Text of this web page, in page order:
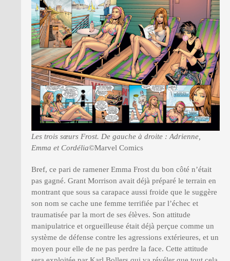
Les trois sœurs Frost. De gauche à droite : Adrienne,
Emma et Cordélia©Marvel Comics
Bref, ce pari de ramener Emma Frost du bon côté n’était
pas gagné. Grant Morrison avait déjà préparé le terrain en
montrant que sous sa carapace aussi froide que le suggère
son nom se cache une femme terrifiée par l’échec et
traumatisée par la mort de ses élèves. Son attitude
manipulatrice et orgueilleuse était déjà perçue comme un
système de défense contre les agressions extérieures, et un
moyen pour elle de ne pas perdre la face. Cette attitude